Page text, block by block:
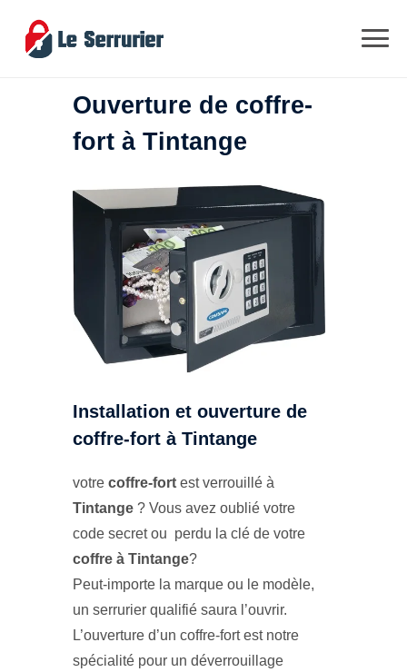
Ouverture de coffre-
fort à Tintange
Installation et ouverture de
coffre-fort à Tintange
votre coffre-fort est verrouillé à
Tintange ? Vous avez oublié votre
code secret ou perdu la clé de votre
coffre à Tintange?
Peut-importe la marque ou le modèle,
un serrurier qualifié saura l’ouvrir.
L’ouverture d’un coffre-fort est notre
spécialité pour un déverrouillage